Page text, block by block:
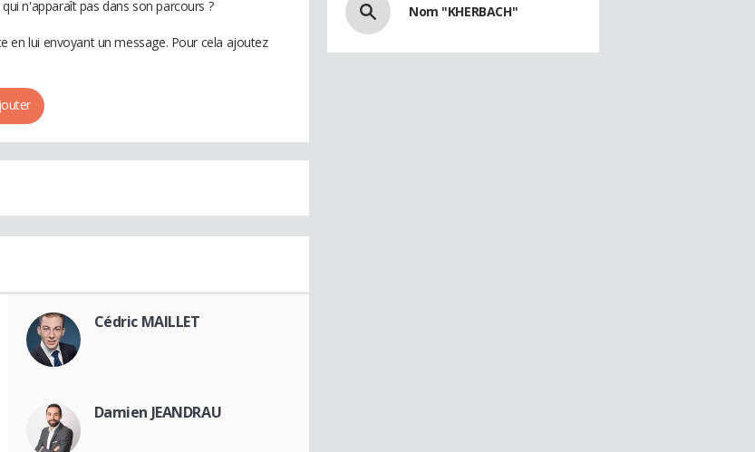
n'apparaît pas dans son parcours ?
en lui envoyant un message. Pour cela ajoutez
Cédric MAILLET
Damien JEANDRAU
Nom "KHERBACH"